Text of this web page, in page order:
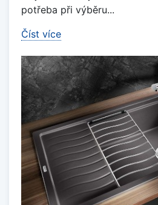
potřeba při výběru...
Číst více